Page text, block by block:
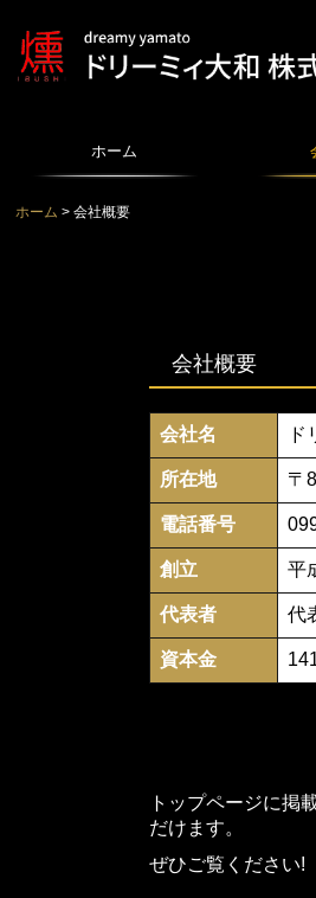
ホーム
ホーム 会社概要
会社概要
会社名 ド
所在地 〒
電話番号
創立 平
代表者 代
資本金
トップページに掲
だけます。
ぜひご覧ください!